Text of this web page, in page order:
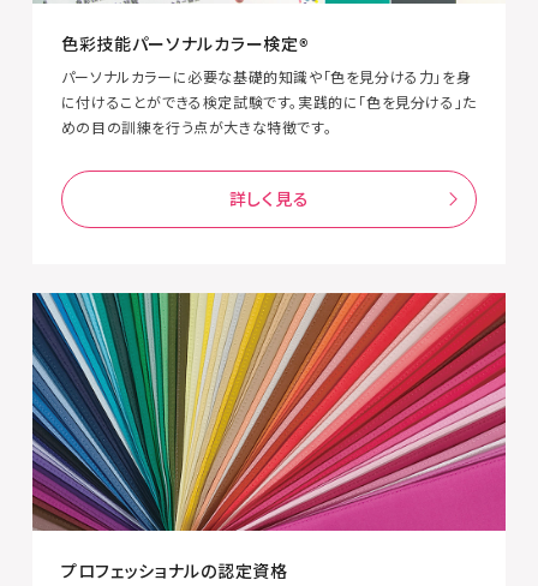
色彩技能パーソナルカラー検定®︎
パーソナルカラーに必要な基礎的知識や「色を見分ける力」を身
に付けることができる検定試験です。実践的に「色を見分ける」た
めの目の訓練を行う点が大きな特徴です。
詳しく見る
プロフェッショナルの認定資格